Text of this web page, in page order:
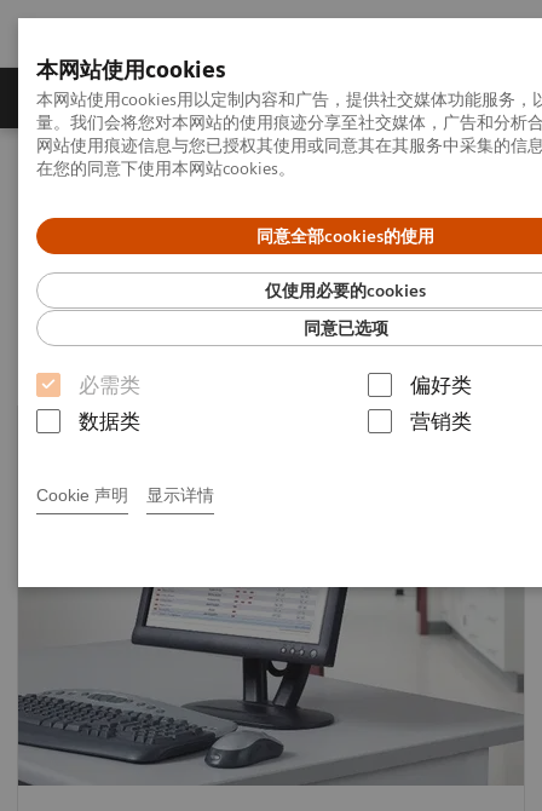
本网站使用cookies
本网站使用cookies用以定制内容和广告，提供社交媒体功能服务，
量。我们会将您对本网站的使用痕迹分享至社交媒体，广告和分析
网站使用痕迹信息与您已授权其使用或同意其在其服务中采集的信
在您的同意下使用本网站cookies。
同意全部cookies的使用
仅使用必要的cookies
同意已选项
必需类
偏好类
数据类
营销类
Cookie 声明 显示详情
产品一览 疾病与临床解决方案 相关信息
首页 床旁诊断 POCT信息化管理
POCT信息化管理